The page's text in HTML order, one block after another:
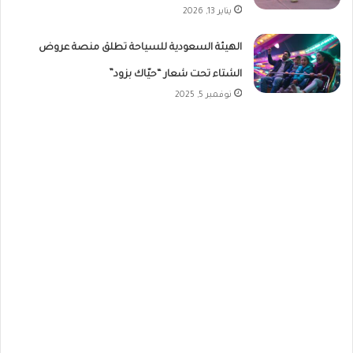
يناير 13, 2026
الهيئة السعودية للسياحة تطلق منصة عروض
الشتاء تحت شعار “حيّاك بزود”
نوفمبر 5, 2025